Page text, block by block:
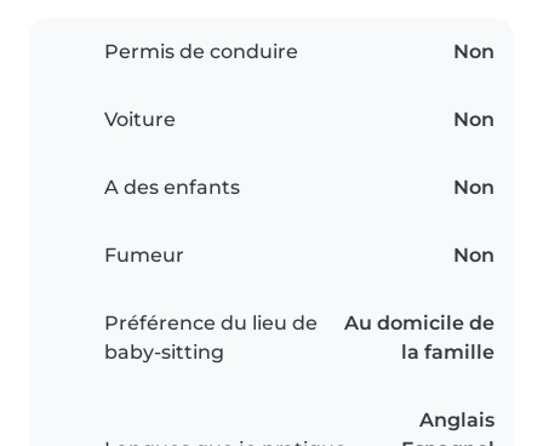
Permis de conduire Non
Voiture Non
A des enfants Non
Fumeur Non
Préférence du lieu de
baby-sitting
Au domicile de
la famille
Anglais